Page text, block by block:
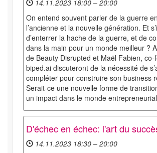
14.11.2023 18:00 – 20:00
On entend souvent parler de la guerre
l’ancienne et la nouvelle génération. Et
d’enterrer la hache de la guerre, et de
dans la main pour un monde meilleur ?
de Beauty Disrupted et Maël Fabien,
biped.ai discuteront de la nécessité de
compléter pour construire son business
Serait-ce une nouvelle forme de
un impact dans le monde
D'échec en échec: l'art du
14.11.2023 18:30 – 20:00